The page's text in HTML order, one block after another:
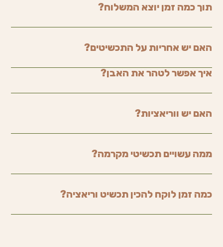
תוך כמה זמן יוצא המשלוח?
האם יש אחריות על התכשיטים?
איך אפשר לטהר את האבן?
האם יש ווריאציות?
ממה עשויים תכשיטי מקרמה?
כמה זמן לוקח להכין תכשיט וריאציה?